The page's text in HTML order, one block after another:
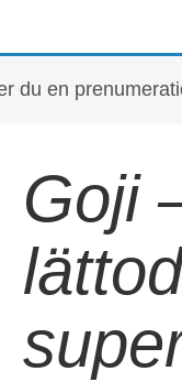
du en
Goji